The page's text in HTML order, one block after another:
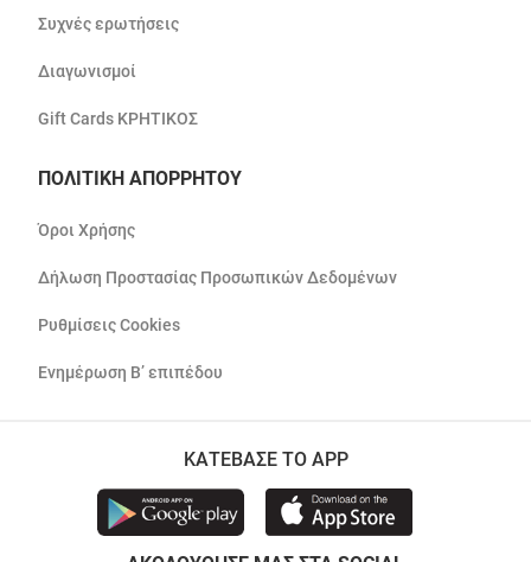
Συχνές ερωτήσεις
Διαγωνισμοί
Gift Cards ΚΡΗΤΙΚΟΣ
ΠΟΛΙΤΙΚΗ ΑΠΟΡΡΗΤΟΥ
Όροι Χρήσης
Δήλωση Προστασίας Προσωπικών Δεδομένων
Ρυθμίσεις Cookies
Ενημέρωση Β’ επιπέδου
ΚΑΤΕΒΑΣΕ ΤΟ APP